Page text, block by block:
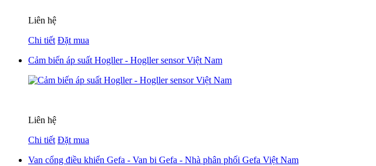
Liên hệ
Chi tiết Đặt mua
Cảm biến áp suất Hogller - Hogller sensor Việt Nam
Liên hệ
Chi tiết Đặt mua
Van cổng điều khiển Gefa - Van bi Gefa - Nhà phân phối Gefa Việt Nam